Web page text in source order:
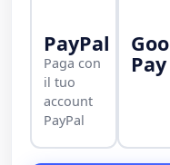
PayPal
Paga con
il tuo
account
PayPal
Pay